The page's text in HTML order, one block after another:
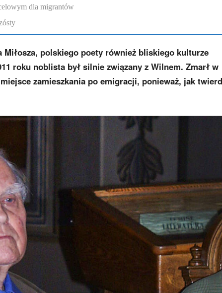
dla migrantów
Miłosza, polskiego poety również bliskiego kulturze
roku noblista był silnie związany z Wilnem. Zmarł w
zamieszkania po emigracji, ponieważ, jak